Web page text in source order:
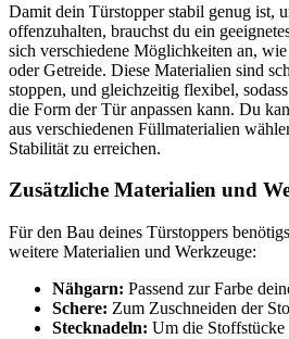
Damit dein Türstopper stabil genug ist,
offenzuhalten, brauchst du ein
sich verschiedene Möglichkeiten an,
oder Getreide. Diese Materialien sind
stoppen, und gleichzeitig flexibel,
die Form der Tür anpassen kann. Du
aus verschiedenen Füllmaterialien
Stabilität zu erreichen.
Zusätzliche Materialien und
Für den Bau deines Türstoppers
weitere Materialien und Werkzeuge:
Nähgarn: Passend zur Farbe
Schere: Zum Zuschneiden der
Stecknadeln: Um die